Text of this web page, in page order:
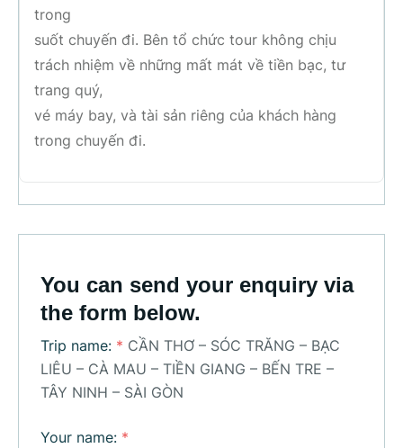
trong
suốt chuyến đi. Bên tổ chức tour không chịu
trách nhiệm về những mất mát về tiền bạc, tư
trang quý,
vé máy bay, và tài sản riêng của khách hàng
trong chuyến đi.
You can send your enquiry via
the form below.
Trip name: * CẦN THƠ – SÓC TRĂNG – BẠC
LIÊU – CÀ MAU – TIỀN GIANG – BẾN TRE –
TÂY NINH – SÀI GÒN
Your name: *